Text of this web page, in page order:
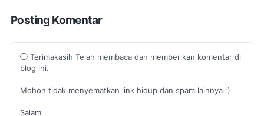
Posting Komentar
Terimakasih Telah membaca dan memberikan komentar di
blog ini.
Mohon tidak menyematkan link hidup dan spam lainnya :)
Salam